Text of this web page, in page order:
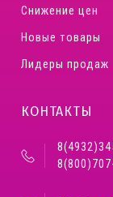
Снижение цен
Новые товары
Лидеры продаж
КОНТАКТЫ